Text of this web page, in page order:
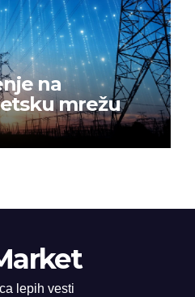
na
mrežu
lepih vesti